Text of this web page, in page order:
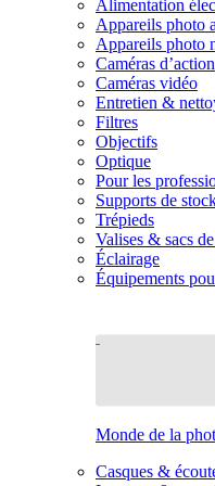
Alimentation
Appareils photo
Appareils photo
Caméras d’action
Caméras vidéo
Entretien &
Filtres
Objectifs
Optique
Pour les
Supports de
Trépieds
Valises & sacs
Éclairage
Équipements
Monde de la
Casques &